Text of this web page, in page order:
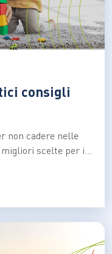
consigli
non cadere nelle
scelte per i
e il clima Le
e spesso